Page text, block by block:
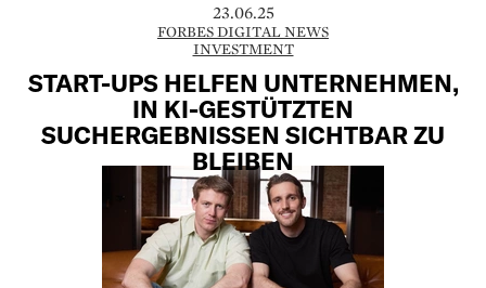
23.06.25
FORBES DIGITAL NEWS
INVESTMENT
START-UPS HELFEN UNTERNEHMEN,
IN KI-GESTÜTZTEN
SUCHERGEBNISSEN SICHTBAR ZU
BLEIBEN